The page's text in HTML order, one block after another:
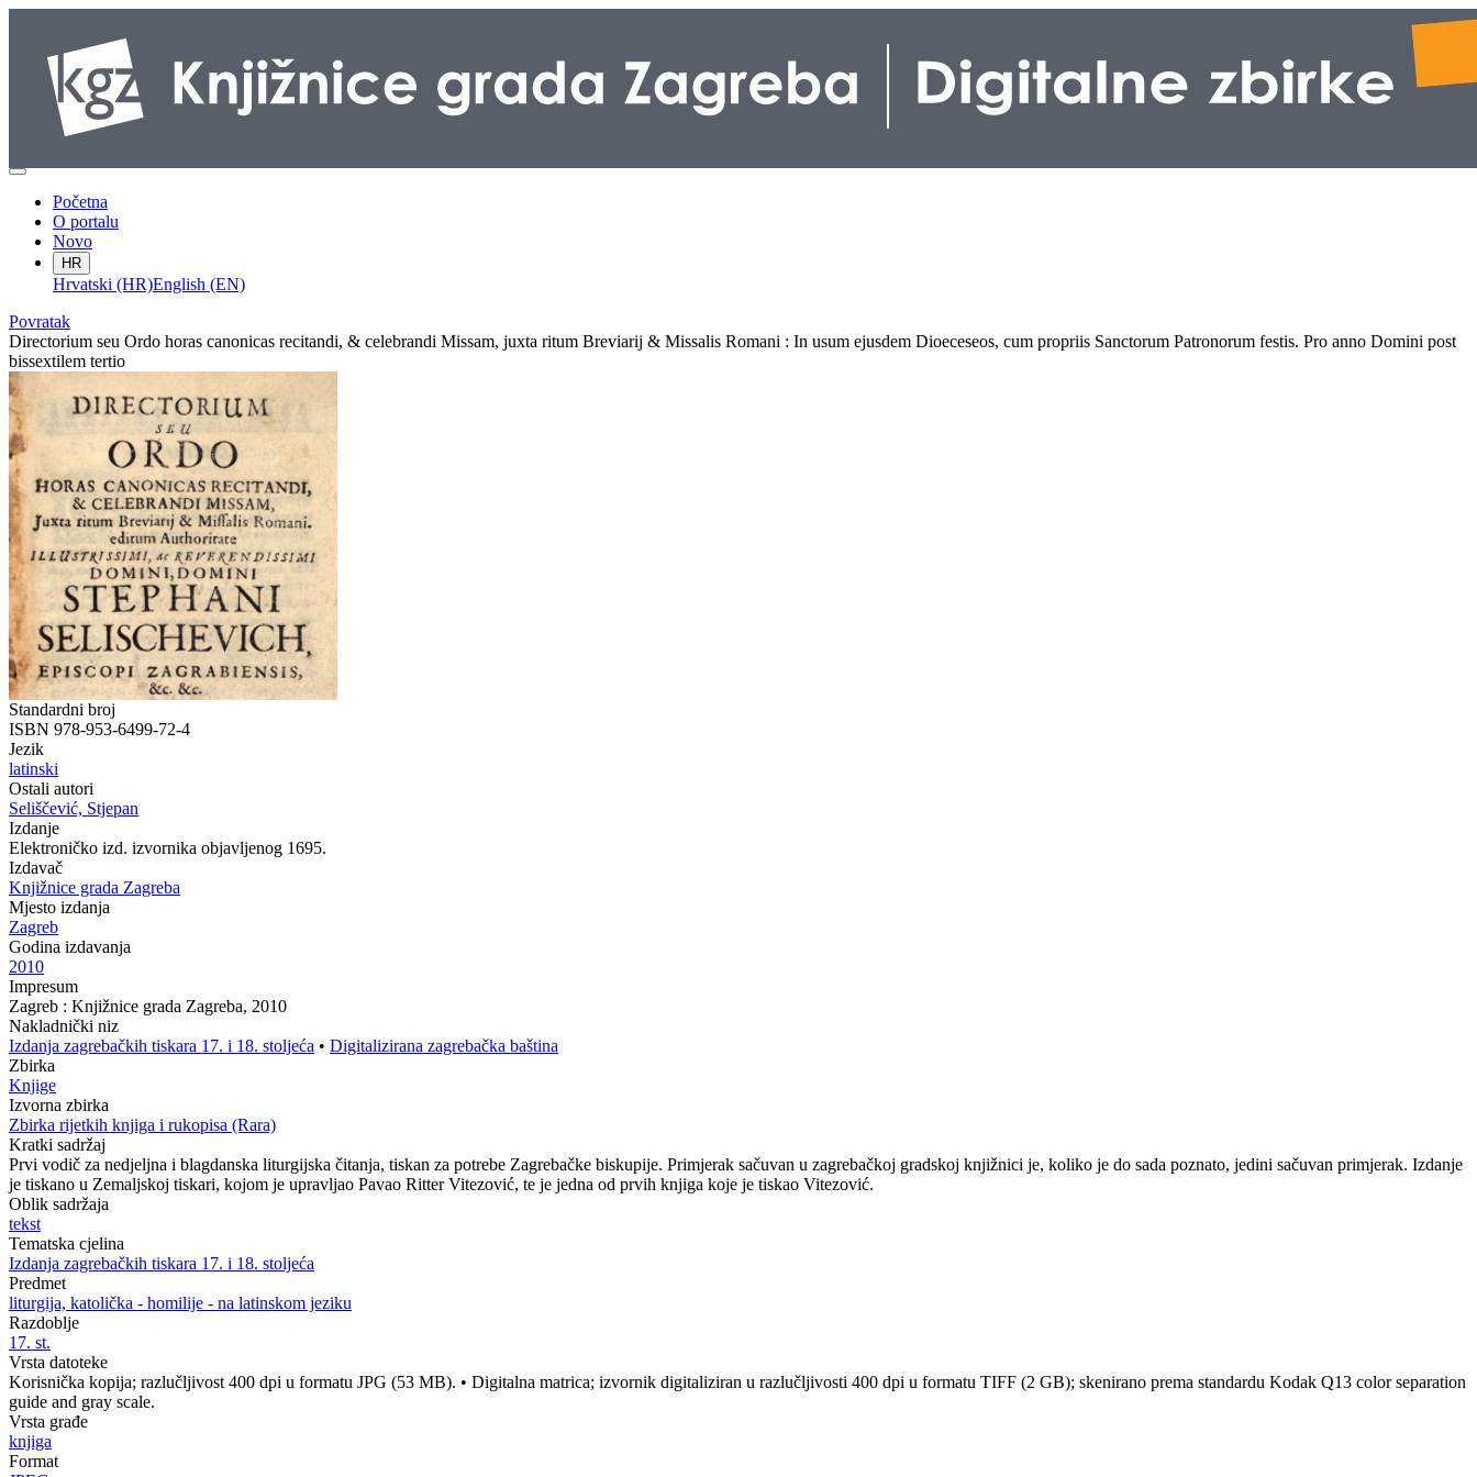
Početna
O portalu
Novo
HR
Hrvatski (HR)English (EN)
Povratak
Directorium seu Ordo horas canonicas recitandi, & celebrandi Missam, juxta ritum Breviarij & Missalis Romani : In usum ejusdem Dioeceseos, cum propriis Sanctorum Patronorum festis. Pro anno Domini post
bissextilem tertio
Standardni broj
ISBN 978-953-6499-72-4
Jezik
latinski
Ostali autori
Seliščević, Stjepan
Izdanje
Elektroničko izd. izvornika objavljenog 1695.
Izdavač
Knjižnice grada Zagreba
Mjesto izdanja
Zagreb
Godina izdavanja
2010
Impresum
Zagreb : Knjižnice grada Zagreba, 2010
Nakladnički niz
Izdanja zagrebačkih tiskara 17. i 18. stoljeća • Digitalizirana zagrebačka baština
Zbirka
Knjige
Izvorna zbirka
Zbirka rijetkih knjiga i rukopisa (Rara)
Kratki sadržaj
Prvi vodič za nedjeljna i blagdanska liturgijska čitanja, tiskan za potrebe Zagrebačke biskupije. Primjerak sačuvan u zagrebačkoj gradskoj knjižnici je, koliko je do sada poznato, jedini sačuvan primjerak. Izdanje
je tiskano u Zemaljskoj tiskari, kojom je upravljao Pavao Ritter Vitezović, te je jedna od prvih knjiga koje je tiskao Vitezović.
Oblik sadržaja
tekst
Tematska cjelina
Izdanja zagrebačkih tiskara 17. i 18. stoljeća
Predmet
liturgija, katolička - homilije - na latinskom jeziku
Razdoblje
17. st.
Vrsta datoteke
Korisnička kopija; razlučljivost 400 dpi u formatu JPG (53 MB). • Digitalna matrica; izvornik digitaliziran u razlučljivosti 400 dpi u formatu TIFF (2 GB); skenirano prema standardu Kodak Q13 color separation
guide and gray scale.
Vrsta građe
knjiga
Format